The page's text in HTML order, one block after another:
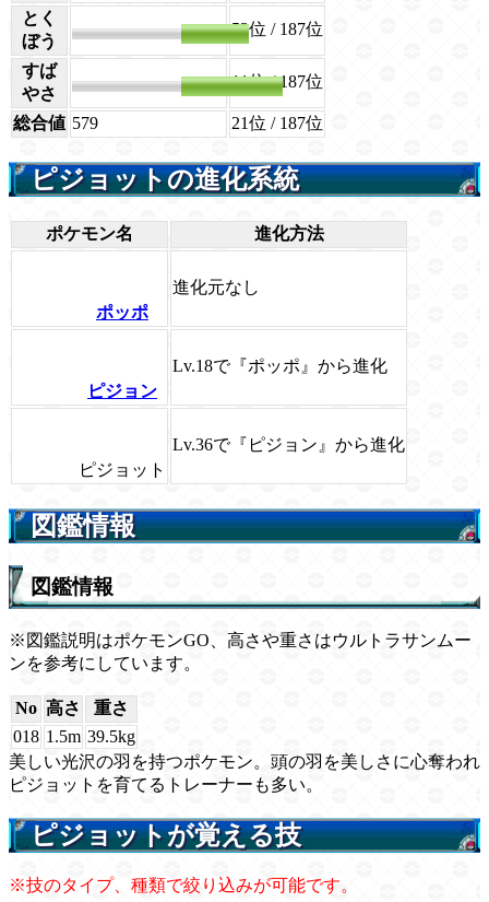
とく
ぼう
80 53位 / 187位
すば
やさ
121 11位/ 187位
総合値 579 21位 / 187位
ピジョットの進化系統
ポケモン名 進化方法
ポッポ
進化元なし
ピジョン
Lv.18で『ポッポ』から進化
ピジョット
Lv.36で『ピジョン』から進化
図鑑情報
図鑑情報
※図鑑説明はポケモンGO、高さや重さはウルトラサンムー
ンを参考にしています。
No 高さ
重さ
018 1.5m 39.5kg
美しい光沢の羽を持つポケモン。頭の羽を美しさに心奪われ
ピジョットを育てるトレーナーも多い。
ピジョットが覚える技
※技のタイプ、種類で絞り込みが可能です。